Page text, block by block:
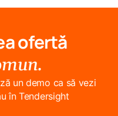
ofertă
un demo ca să vezi
în Tendersight